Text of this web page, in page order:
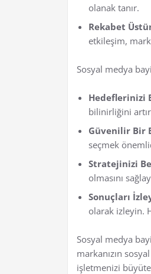
olanak tanır.
Rekabet
etkileşim,
Sosyal medya
Hedeflerinizi
bilinirliğini
Güvenilir Bir
seçmek
Stratejinizi
olmasını
Sonuçları
olarak izleyin.
Sosyal medya
markanızın
işletmenizi